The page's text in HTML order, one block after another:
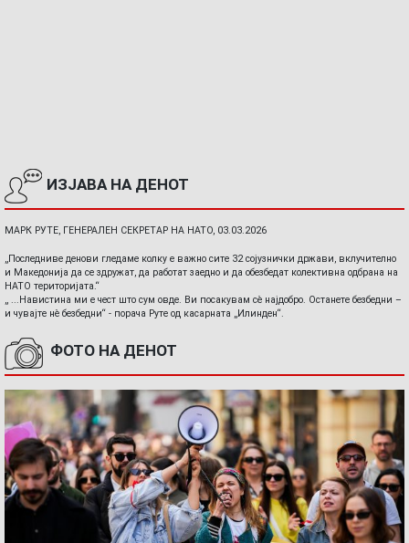
ИЗЈАВА НА ДЕНОТ
МАРК РУТЕ, ГЕНЕРАЛЕН СЕКРЕТАР НА НАТО, 03.03.2026
„Последниве денови гледаме колку е важно сите 32 сојузнички држави, вклучително
и Македонија да се здружат, да работат заедно и да обезбедат колективна одбрана на
НАТО територијата.“
„ ...Навистина ми е чест што сум овде. Ви посакувам сè најдобро. Останете безбедни –
и чувајте нè безбедни“ - порача Руте од касарната „Илинден“.
ФОТО НА ДЕНОТ